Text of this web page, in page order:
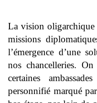
La vision oligarchique
missions
l’émergence d’une
nos chancelleries. On
certaines
personnifié marqué